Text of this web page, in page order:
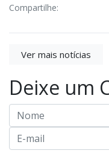
Compartilhe:
Ver mais notícias
Deixe um